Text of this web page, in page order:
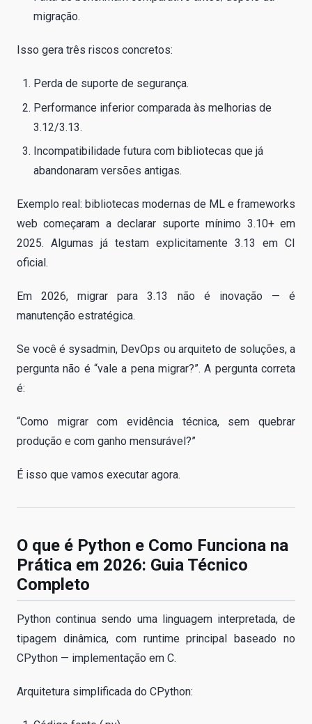
migração.
Isso gera três riscos concretos:
Perda de suporte de segurança.
Performance inferior comparada às melhorias de
3.12/3.13.
Incompatibilidade futura com bibliotecas que já
abandonaram versões antigas.
Exemplo real: bibliotecas modernas de ML e frameworks
web começaram a declarar suporte mínimo 3.10+ em
2025. Algumas já testam explicitamente 3.13 em CI
oficial.
Em 2026, migrar para 3.13 não é inovação — é
manutenção estratégica.
Se você é sysadmin, DevOps ou arquiteto de soluções, a
pergunta não é “vale a pena migrar?”. A pergunta correta
é:
“Como migrar com evidência técnica, sem quebrar
produção e com ganho mensurável?”
É isso que vamos executar agora.
O que é Python e Como Funciona na
Prática em 2026: Guia Técnico
Completo
Python continua sendo uma linguagem interpretada, de
tipagem dinâmica, com runtime principal baseado no
CPython — implementação em C.
Arquitetura simplificada do CPython: